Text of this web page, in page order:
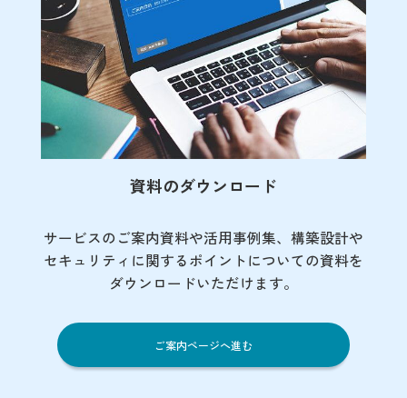
資料のダウンロード
サービスのご案内資料や活用事例集、 構築設計や
セキュリティに関するポイントについての資料を
ダウンロードいただけます。
ご案内ページへ進む